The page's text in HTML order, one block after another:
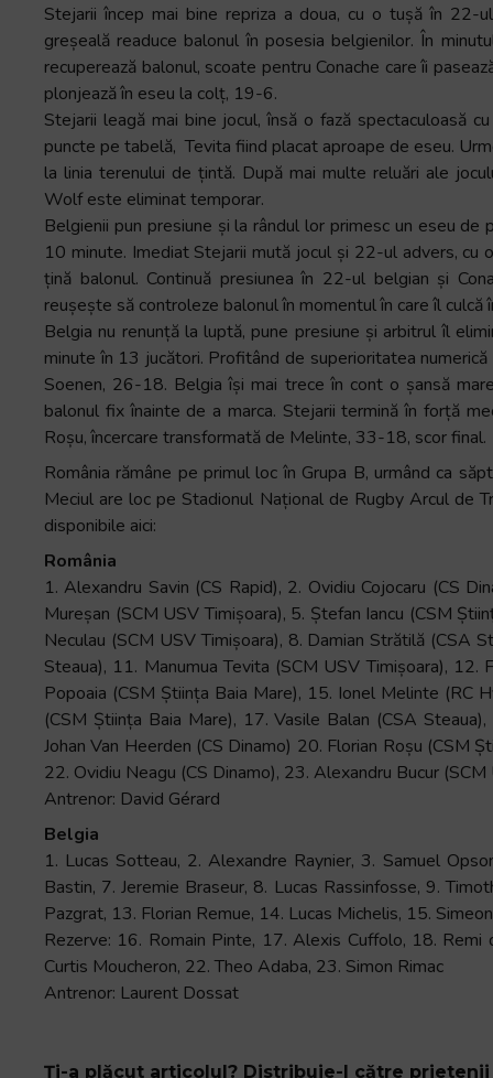
Stejarii încep mai bine repriza a doua, cu o tușă în 22-
greșeală readuce balonul în posesia belgienilor. În
recuperează balonul, scoate pentru Conache care îi
plonjează în eseu la colț, 19-6.
Stejarii leagă mai bine jocul, însă o fază spectaculoasă
puncte pe tabelă, Tevita fiind placat aproape de eseu.
la linia terenului de țintă. După mai multe reluări ale
Wolf este eliminat temporar.
Belgienii pun presiune și la rândul lor primesc un eseu
10 minute. Imediat Stejarii mută jocul și 22-ul advers,
țină balonul. Continuă presiunea în 22-ul belgian și
reușește să controleze balonul în momentul în care îl culcă
Belgia nu renunță la luptă, pune presiune și arbitrul îl
minute în 13 jucători. Profitând de superioritatea
Soenen, 26-18. Belgia își mai trece în cont o șansă
balonul fix înainte de a marca. Stejarii termină în forță
Roșu, încercare transformată de Melinte, 33-18, scor final.
România rămâne pe primul loc în Grupa B, urmând ca
Meciul are loc pe Stadionul Național de Rugby Arcul de
disponibile aici:
România
1. Alexandru Savin (CS Rapid), 2. Ovidiu Cojocaru (CS
Mureșan (SCM USV Timișoara), 5. Ștefan Iancu (CSM
Neculau (SCM USV Timișoara), 8. Damian Strătilă (CSA
Steaua), 11. Manumua Tevita (SCM USV Timișoara), 12.
Popoaia (CSM Știința Baia Mare), 15. Ionel Melinte (RC
(CSM Știința Baia Mare), 17. Vasile Balan (CSA
Johan Van Heerden (CS Dinamo) 20. Florian Roșu (CSM
22. Ovidiu Neagu (CS Dinamo), 23. Alexandru Bucur (SCM
Antrenor: David Gérard
Belgia
1. Lucas Sotteau, 2. Alexandre Raynier, 3. Samuel
Bastin, 7. Jeremie Braseur, 8. Lucas Rassinfosse, 9.
Pazgrat, 13. Florian Remue, 14. Lucas Michelis, 15.
Rezerve: 16. Romain Pinte, 17. Alexis Cuffolo, 18.
Curtis Moucheron, 22. Theo Adaba, 23. Simon Rimac
Antrenor: Laurent Dossat
Ți-a plăcut articolul? Distribuie-l către prietenii